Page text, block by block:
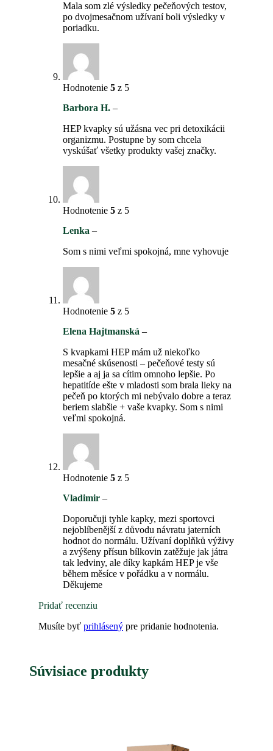
Mala som zlé výsledky pečeňových testov,
po dvojmesačnom užívaní boli výsledky v
poriadku.
Hodnotenie 5 z 5
Barbora H. –
HEP kvapky sú užásna vec pri detoxikácii
organizmu. Postupne by som chcela
vyskúšať všetky produkty vašej značky.
Hodnotenie 5 z 5
Lenka –
Som s nimi veľmi spokojná, mne vyhovuje
Hodnotenie 5 z 5
Elena Hajtmanská –
S kvapkami HEP mám už niekoľko
mesačné skúsenosti – pečeňové testy sú
lepšie a aj ja sa cítim omnoho lepšie. Po
hepatitíde ešte v mladosti som brala lieky na
pečeň po ktorých mi nebývalo dobre a teraz
beriem slabšie + vaše kvapky. Som s nimi
veľmi spokojná.
Hodnotenie 5 z 5
Vladimir –
Doporučuji tyhle kapky, mezi sportovci
nejoblíbenější z důvodu návratu jaterních
hodnot do normálu. Užívaní doplňků výživy
a zvýšeny přísun bílkovin zatěžuje jak játra
tak ledviny, ale díky kapkám HEP je vše
během měsíce v pořádku a v normálu.
Děkujeme
Pridať recenziu
Musíte byť prihlásený pre pridanie hodnotenia.
Súvisiace produkty